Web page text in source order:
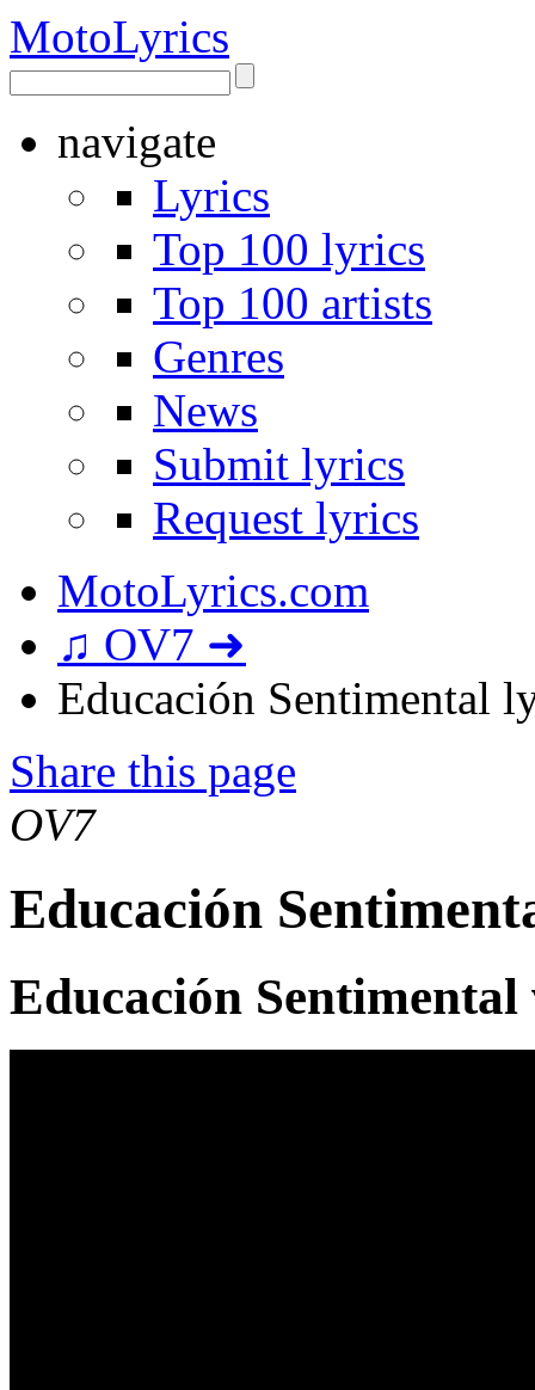
MotoLyrics
navigate
Lyrics
Top 100 lyrics
Top 100 artists
Genres
News
Submit lyrics
Request lyrics
MotoLyrics.com
♫ OV7 ➜
Educación Sentimental
Share this page
OV7
Educación
Educación Sentimental